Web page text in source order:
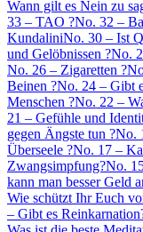
Wann gilt es Nein zu
33 – TAO ?No. 32 –
KundaliniNo. 30 – Ist
und Gelöbnissen ?No.
No. 26 – Zigaretten ?
Beinen ?No. 24 – Gibt
Menschen ?No. 22 –
21 – Gefühle und
gegen Ängste tun ?No.
Überseele ?No. 17 –
Zwangsimpfung?No.
kann man besser Geld
Wie schützt Ihr Euch
– Gibt es